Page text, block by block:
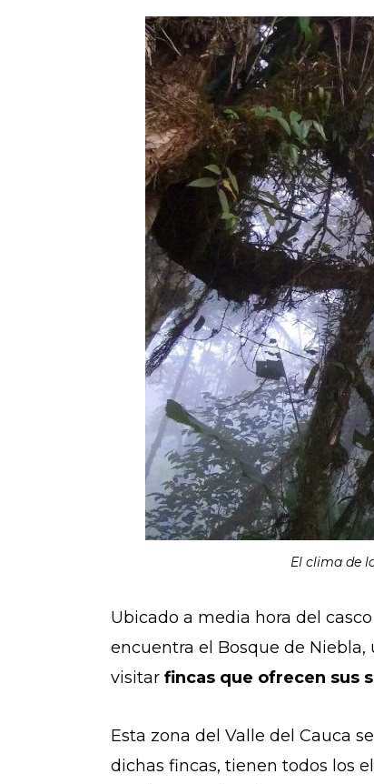
El clima de
Ubicado a media hora del
encuentra el Bosque de Niebla,
visitar fincas que ofrecen sus
Esta zona del Valle del Cauca
dichas fincas, tienen todos los